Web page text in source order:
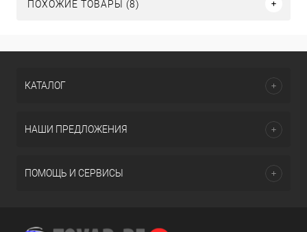
ПОХОЖИЕ ТОВАРЫ (8)
КАТАЛОГ
НАШИ ПРЕДЛОЖЕНИЯ
ПОМОЩЬ И СЕРВИСЫ